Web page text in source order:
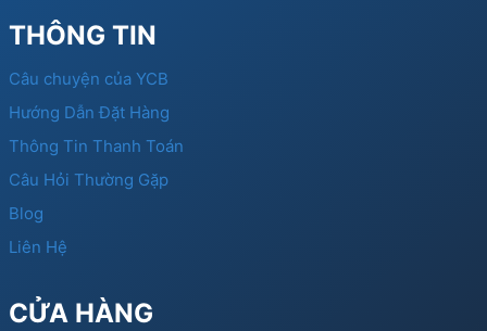
THÔNG TIN
Câu chuyện của YCB
Hướng Dẫn Đặt Hàng
Thông Tin Thanh Toán
Câu Hỏi Thường Gặp
Blog
Liên Hệ
CỬA HÀNG